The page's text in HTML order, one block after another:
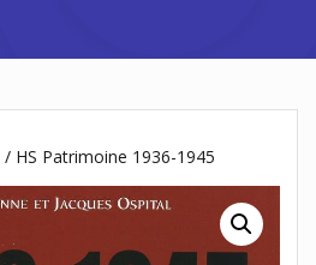
/ HS Patrimoine 1936-1945